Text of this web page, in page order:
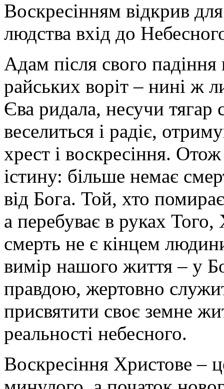
Воскресінням відкрив
людства вхід до
Адам після свого
райських воріт – нині ж
Єва ридала, несучи
веселиться і радіє,
хрест і воскресіння.
істину: більше немає
від Бога. Той, хто
а перебуває в руках
смерть не є кінцем
вимір нашого життя – у
правдою, жертовно
присвятити своє земне
реальності небесного.
Воскресіння Христове –